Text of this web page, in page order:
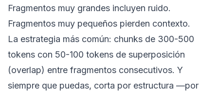
Fragmentos muy grandes incluyen ruido.
Fragmentos muy pequeños pierden contexto.
La estrategia más común: chunks de 300-500
tokens con 50-100 tokens de superposición
(overlap) entre fragmentos consecutivos. Y
siempre que puedas, corta por estructura —por